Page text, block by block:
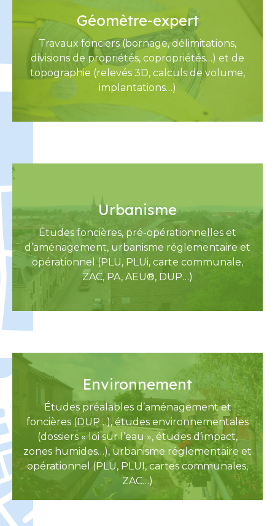
Géomètre-expert
Travaux fonciers (bornage, délimitations,
divisions de propriétés, copropriétés…) et de
topographie (relevés 3D, calculs de volume,
implantations…)
Urbanisme
Études foncières, pré-opérationnelles et
d’aménagement, urbanisme réglementaire et
opérationnel (PLU, PLUi, carte communale,
ZAC, PA, AEU®, DUP…)
Environnement
Études préalables d’aménagement et
foncières (DUP…), études environnementales
(dossiers « loi sur l’eau », études d’impact,
zones humides…), urbanisme réglementaire et
opérationnel (PLU, PLUI, cartes communales,
ZAC…)